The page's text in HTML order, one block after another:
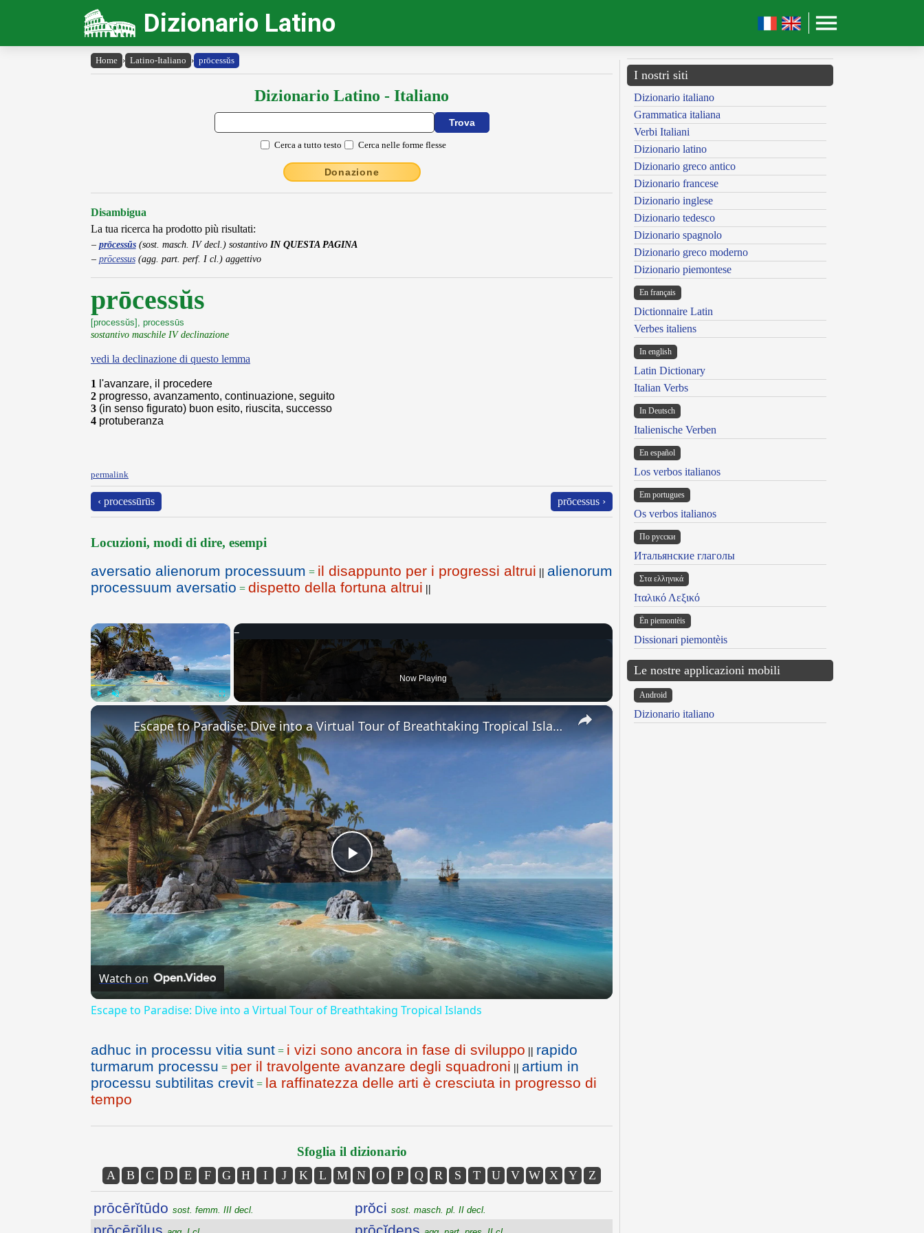
Dizionario Latino
Home › Latino-Italiano › prōcessŭs
Dizionario Latino - Italiano
Cerca a tutto testo Cerca nelle forme flesse
Donazione
Disambigua
La tua ricerca ha prodotto più risultati:
prōcessŭs(sost. masch. IV decl.) sostantivo IN QUESTA PAGINA
prōcessus(agg. part. perf. I cl.) aggettivo
prōcessŭs
[processŭs], processūs
sostantivo maschile IV declinazione
vedi la declinazione di questo lemma
1 l'avanzare, il procedere
2 progresso, avanzamento, continuazione, seguito
3 (in senso figurato) buon esito, riuscita, successo
4 protuberanza
permalink
‹ processūrūs prōcessus ›
Locuzioni, modi di dire, esempi
aversatio alienorum processuum = il disappunto per i progressi altrui || alienorum
processuum aversatio = dispetto della fortuna altrui ||
×
Fullscreen
Now Playing
×
Play
Video
Escape to Paradise: Dive into a Virtual Tour of Breathtaking Tropical Islands
Watch on
Escape to Paradise: Dive into a Virtual Tour of Breathtaking Tropical Islands
adhuc in processu vitia sunt = i vizi sono ancora in fase di sviluppo || rapido
turmarum processu = per il travolgente avanzare degli squadroni || artium in
processu subtilitas crevit = la raffinatezza delle arti è cresciuta in progresso di
tempo
Sfoglia il dizionario
A B C D E F G H I J K L M N O P Q R S T U V W X Y Z
prōcērĭtūdo sost. femm. III decl. prŏci sost. masch. pl. II decl.
I nostri siti
Dizionario italiano
Grammatica italiana
Verbi Italiani
Dizionario latino
Dizionario greco antico
Dizionario francese
Dizionario inglese
Dizionario tedesco
Dizionario spagnolo
Dizionario greco moderno
Dizionario piemontese
En français
Dictionnaire Latin
Verbes italiens
In english
Latin Dictionary
Italian Verbs
In Deutsch
Italienische Verben
En español
Los verbos italianos
Em portugues
Os verbos italianos
По русски
Итальянские глаголы
Στα ελληνικά
Ιταλικό Λεξικό
Ën piemontèis
Dissionari piemontèis
Le nostre applicazioni mobili
Android
Dizionario italiano